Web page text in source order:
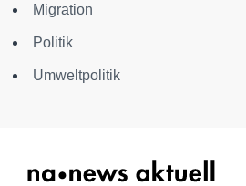
Migration
Politik
Umweltpolitik